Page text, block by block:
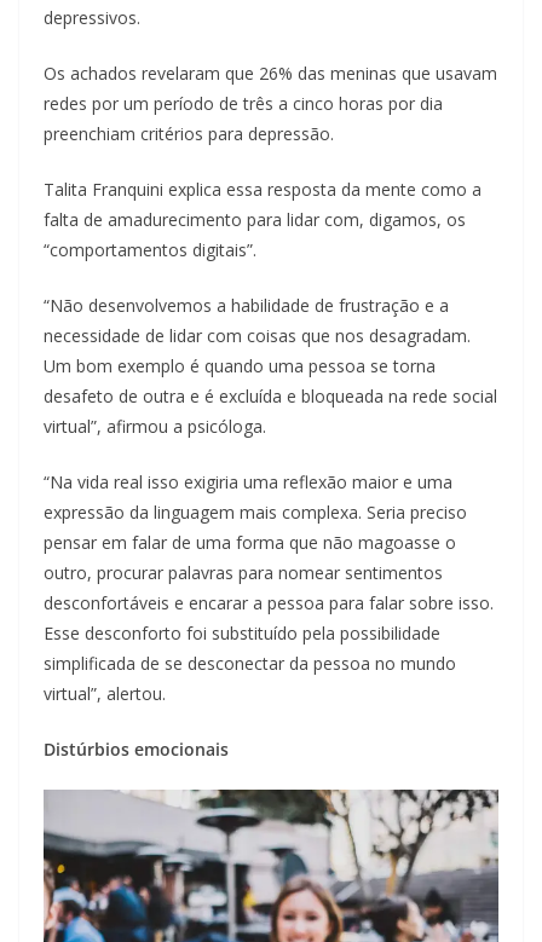
depressivos.
Os achados revelaram que 26% das meninas que usavam
redes por um período de três a cinco horas por dia
preenchiam critérios para depressão.
Talita Franquini explica essa resposta da mente como a
falta de amadurecimento para lidar com, digamos, os
“comportamentos digitais”.
“Não desenvolvemos a habilidade de frustração e a
necessidade de lidar com coisas que nos desagradam.
Um bom exemplo é quando uma pessoa se torna
desafeto de outra e é excluída e bloqueada na rede social
virtual”, afirmou a psicóloga.
“Na vida real isso exigiria uma reflexão maior e uma
expressão da linguagem mais complexa. Seria preciso
pensar em falar de uma forma que não magoasse o
outro, procurar palavras para nomear sentimentos
desconfortáveis e encarar a pessoa para falar sobre isso.
Esse desconforto foi substituído pela possibilidade
simplificada de se desconectar da pessoa no mundo
virtual”, alertou.
Distúrbios emocionais